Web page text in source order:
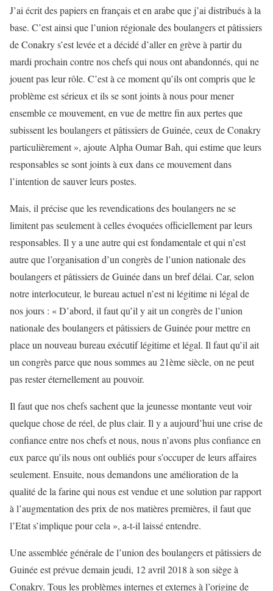
J’ai écrit des papiers en français et en arabe que j’ai distribués à la
base. C’est ainsi que l’union régionale des boulangers et pâtissiers
de Conakry s’est levée et a décidé d’aller en grève à partir du
mardi prochain contre nos chefs qui nous ont abandonnés, qui ne
jouent pas leur rôle. C’est à ce moment qu’ils ont compris que le
problème est sérieux et ils se sont joints à nous pour mener
ensemble ce mouvement, en vue de mettre fin aux pertes que
subissent les boulangers et pâtissiers de Guinée, ceux de Conakry
particulièrement », ajoute Alpha Oumar Bah, qui estime que leurs
responsables se sont joints à eux dans ce mouvement dans
l’intention de sauver leurs postes.
Mais, il précise que les revendications des boulangers ne se
limitent pas seulement à celles évoquées officiellement par leurs
responsables. Il y a une autre qui est fondamentale et qui n’est
autre que l’organisation d’un congrès de l’union nationale des
boulangers et pâtissiers de Guinée dans un bref délai. Car, selon
notre interlocuteur, le bureau actuel n’est ni légitime ni légal de
nos jours : « D’abord, il faut qu’il y ait un congrès de l’union
nationale des boulangers et pâtissiers de Guinée pour mettre en
place un nouveau bureau exécutif légitime et légal. Il faut qu’il ait
un congrès parce que nous sommes au 21ème siècle, on ne peut
pas rester éternellement au pouvoir.
Il faut que nos chefs sachent que la jeunesse montante veut voir
quelque chose de réel, de plus clair. Il y a aujourd’hui une crise de
confiance entre nos chefs et nous, nous n’avons plus confiance en
eux parce qu’ils nous ont oubliés pour s’occuper de leurs affaires
seulement. Ensuite, nous demandons une amélioration de la
qualité de la farine qui nous est vendue et une solution par rapport
à l’augmentation des prix de nos matières premières, il faut que
l’Etat s’implique pour cela », a-t-il laissé entendre.
Une assemblée générale de l’union des boulangers et pâtissiers de
Guinée est prévue demain jeudi, 12 avril 2018 à son siège à
Conakry. Tous les problèmes internes et externes à l’origine de